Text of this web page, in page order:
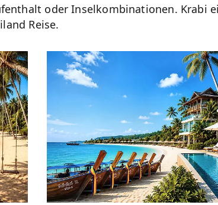
oder Inselkombinationen. Krabi
Reise.